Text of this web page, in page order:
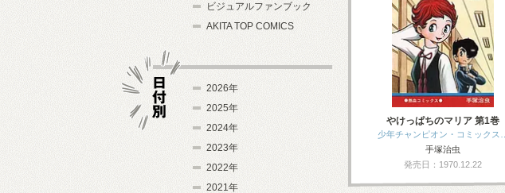
やけっぱちのマリア 第1巻
少年チャンピオン・コミックス…
手塚治虫
発売日：1970.12.22
ビジュアルファンブック
AKITA TOP COMICS
2026年
2025年
2024年
2023年
2022年
2021年